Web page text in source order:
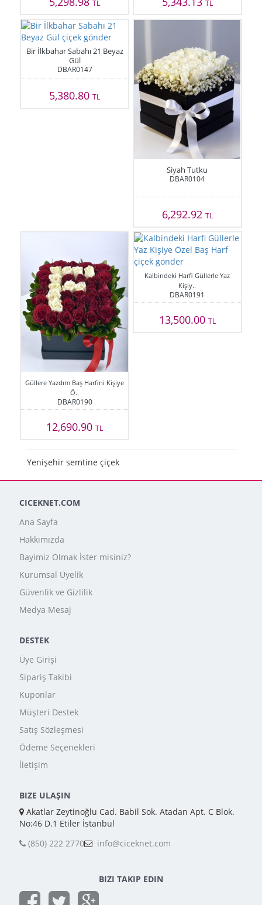
TL TL
Bir İlkbahar Sabahı 21 Beyaz
Gül
DBAR0147
5,380.80TL
Siyah Tutku
DBAR0104
6,292.92 TL
Güllere Yazdım Baş Harfini Kişiye
Ö..
DBAR0190
12,690.90TL
Kalbindeki Harfi Güllerle Yaz
Kişiy..
DBAR0191
13,500.00 TL
Yenişehir semtine çiçek
CICEKNET.COM
Ana Sayfa
Hakkımızda
Bayimiz Olmak İster misiniz?
Kurumsal Üyelik
Güvenlik ve Gizlilik
Medya Mesaj
DESTEK
Üye Girişi
Sipariş Takibi
Kuponlar
Müşteri Destek
Satış Sözleşmesi
Ödeme Seçenekleri
İletişim
BIZE ULAŞIN
Akatlar Zeytinoğlu Cad. Babil Sok. Atadan Apt. C Blok.
No:46 D.1 Etiler İstanbul
(850) 222 2770
info@ciceknet.com
BIZI TAKIP EDIN